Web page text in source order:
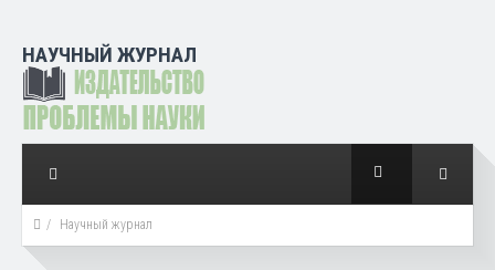
НАУЧНЫЙ ЖУРНАЛ
Научный журнал